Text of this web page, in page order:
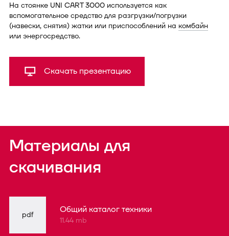
На стоянке UNI CART 3000 используется как
вспомогательное средство для разгрузки/погрузки
(навески, снятия) жатки или приспособлений на комбайн
или энергосредство.
Скачать презентацию
Материалы для
скачивания
pdf Общий каталог техники
11.44 mb